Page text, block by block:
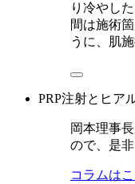
り冷やし
間は施術
うに、肌
PRP注射とヒア
岡本理事
ので、是非
コラムは